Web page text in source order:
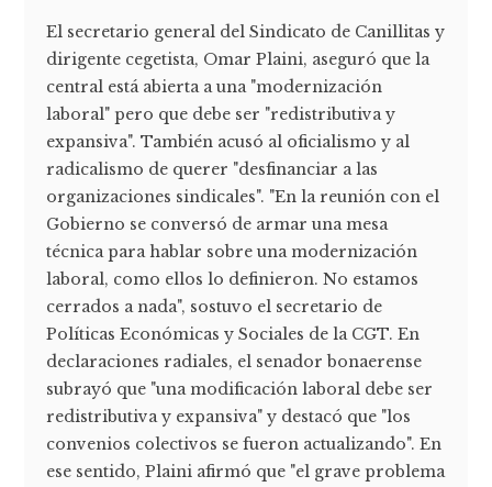
El secretario general del Sindicato de Canillitas y
dirigente cegetista, Omar Plaini, aseguró que la
central está abierta a una "modernización
laboral" pero que debe ser "redistributiva y
expansiva". También acusó al oficialismo y al
radicalismo de querer "desfinanciar a las
organizaciones sindicales". "En la reunión con el
Gobierno se conversó de armar una mesa
técnica para hablar sobre una modernización
laboral, como ellos lo definieron. No estamos
cerrados a nada", sostuvo el secretario de
Políticas Económicas y Sociales de la CGT. En
declaraciones radiales, el senador bonaerense
subrayó que "una modificación laboral debe ser
redistributiva y expansiva" y destacó que "los
convenios colectivos se fueron actualizando". En
ese sentido, Plaini afirmó que "el grave problema